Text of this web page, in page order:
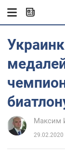
Максим
29.02.2020